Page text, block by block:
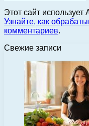
Этот сайт
Узнайте, как
комментариев.
Свежие записи